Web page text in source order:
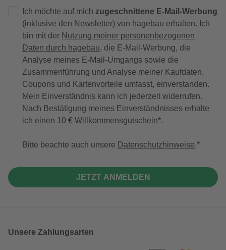
Ich möchte auf mich zugeschnittene E-Mail-Werbung
(inklusive den Newsletter) von hagebau erhalten. Ich
bin mit der Nutzung meiner personenbezogenen
Daten durch hagebau, die E-Mail-Werbung, die
Analyse meines E-Mail-Umgangs sowie die
Zusammenführung und Analyse meiner Kaufdaten,
Coupons und Kartenvorteile umfasst, einverstanden.
Mein Einverständnis kann ich jederzeit widerrufen.
Nach Bestätigung meines Einverständnisses erhalte
ich einen 10 € Willkommensgutschein*.
Bitte beachte auch unsere Datenschutzhinweise.
JETZT ANMELDEN
Unsere Zahlungsarten